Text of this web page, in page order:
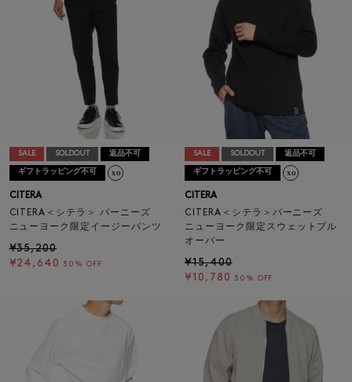
SALE SOLDOUT 返品不可
ギフトラッピング不可
CITERA
CITERA＜シテラ＞ バーニーズ
ニューヨーク限定イージーパンツ
¥35,200
¥24,640 30% OFF
SALE SOLDOUT 返品不可
ギフトラッピング不可
CITERA
CITERA＜シテラ＞バーニーズ
ニューヨーク限定スウェットプル
オーバー
¥15,400
¥10,780 30% OFF